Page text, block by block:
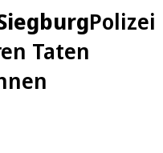
Polizei
Taten